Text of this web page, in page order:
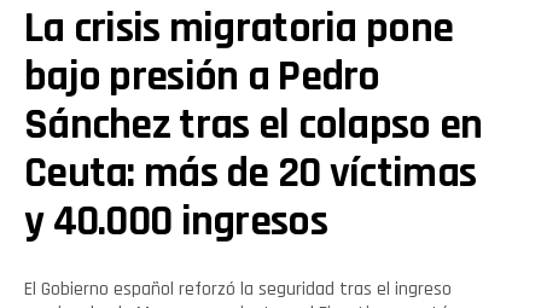
La crisis migratoria pone
bajo presión a Pedro
Sánchez tras el colapso en
Ceuta: más de 20 víctimas
y 40.000 ingresos
El Gobierno español reforzó la seguridad tras el ingreso